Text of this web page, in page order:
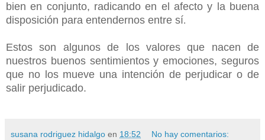
bien en conjunto, radicando en el afecto y la buena
disposición para entendernos entre sí.
Estos son algunos de los valores que nacen de
nuestros buenos sentimientos y emociones, seguros
que no los mueve una intención de perjudicar o de
salir perjudicado.
susana rodriguez hidalgo en 18:52 No hay comentarios: